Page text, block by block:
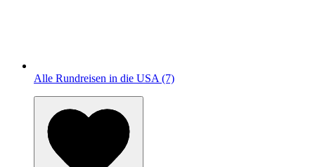
Alle Rundreisen in die USA (7)